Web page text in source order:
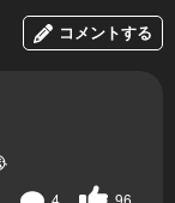
コメントする